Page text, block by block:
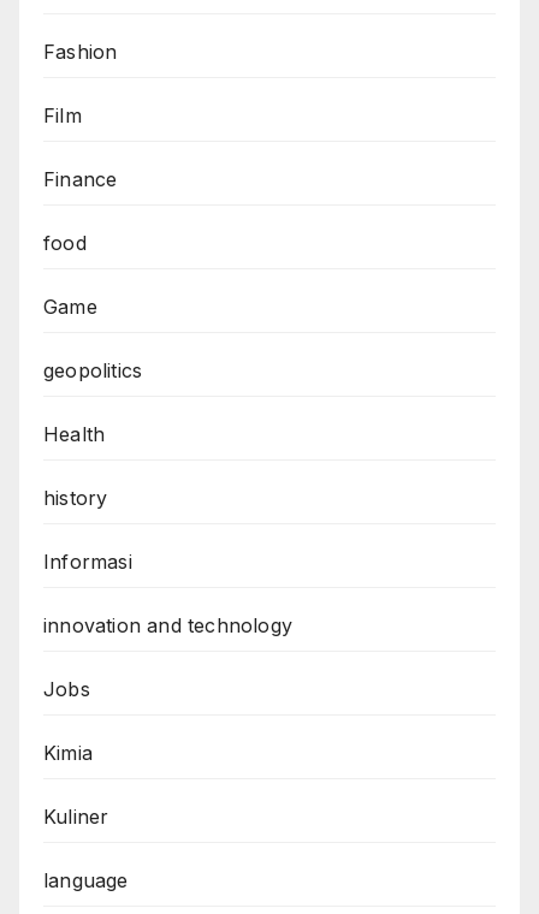
Fashion
Film
Finance
food
Game
geopolitics
Health
history
Informasi
innovation and technology
Jobs
Kimia
Kuliner
language